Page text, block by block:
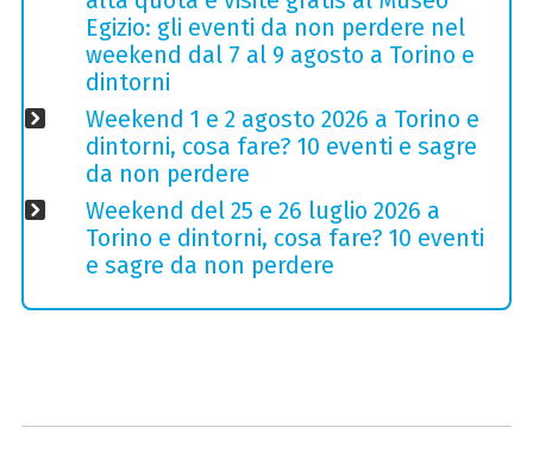
Egizio: gli eventi da non perdere nel
weekend dal 7 al 9 agosto a Torino e
dintorni
Weekend 1 e 2 agosto 2026 a Torino e
dintorni, cosa fare? 10 eventi e sagre
da non perdere
Weekend del 25 e 26 luglio 2026 a
Torino e dintorni, cosa fare? 10 eventi
e sagre da non perdere